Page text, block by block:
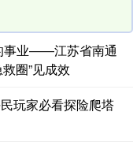
事业——江苏省南通
圈”见成效
玩家必看探险爬塔